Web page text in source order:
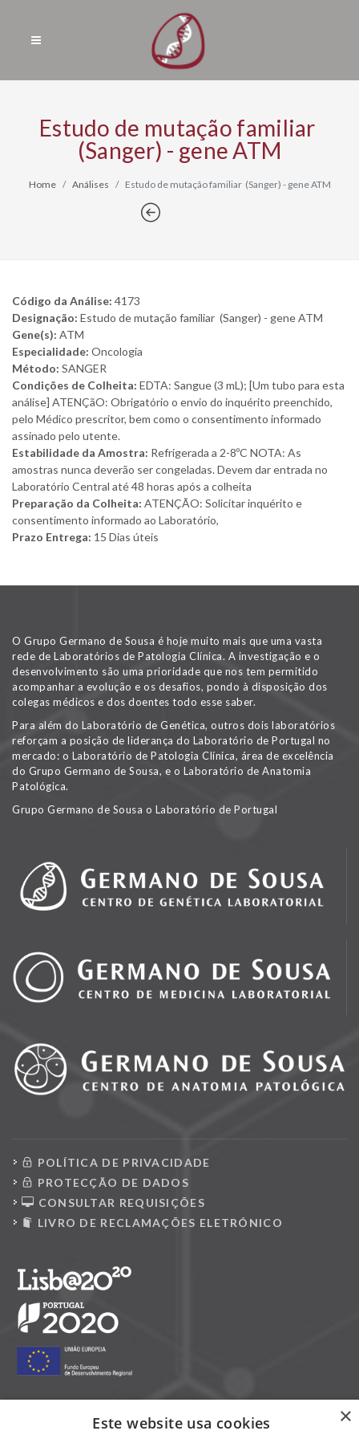
Estudo de mutação familiar
(Sanger) - gene ATM
Home Análises Estudo de mutação familiar (Sanger) - gene ATM
Código da Análise: 4173
Designação: Estudo de mutação familiar (Sanger) - gene ATM
Gene(s): ATM
Especialidade: Oncologia
Método: SANGER
Condições de Colheita: EDTA: Sangue (3 mL); [Um tubo para esta
análise] ATENÇãO: Obrigatório o envio do inquérito preenchido,
pelo Médico prescritor, bem como o consentimento informado
assinado pelo utente.
Estabilidade da Amostra: Refrigerada a 2-8ºC NOTA: As
amostras nunca deverão ser congeladas. Devem dar entrada no
Laboratório Central até 48 horas após a colheita
Preparação da Colheita: ATENÇÃO: Solicitar inquérito e
consentimento informado ao Laboratório,
Prazo Entrega: 15 Dias úteis
O Grupo Germano de Sousa é hoje muito mais que uma vasta
rede de Laboratórios de Patologia Clínica. A investigação e o
desenvolvimento são uma prioridade que nos tem permitido
acompanhar a evolução e os desafios, pondo à disposição dos
colegas médicos e dos doentes todo esse saber.
Para além do Laboratório de Genética, outros dois laboratórios
reforçam a posição de liderança do Laboratório de Portugal no
mercado: o Laboratório de Patologia Clínica, área de excelência
do Grupo Germano de Sousa, e o Laboratório de Anatomia
Patológica.
Grupo Germano de Sousa o Laboratório de Portugal
POLÍTICA DE PRIVACIDADE
PROTECÇÃO DE DADOS
CONSULTAR REQUISIÇÕES
LIVRO DE RECLAMAÇÕES ELETRÓNICO
×
Este website usa cookies